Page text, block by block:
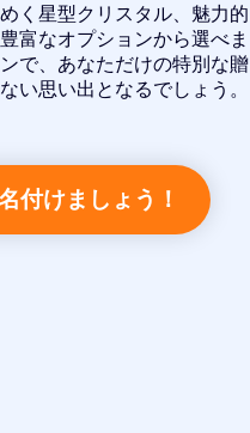
く星型クリスタル、魅力的
富なオプションから選べま
で、あなただけの特別な贈
い思い出となるでしょう。
付けましょう！